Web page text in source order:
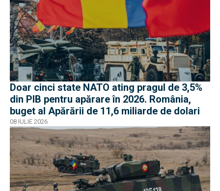
Doar cinci state NATO ating pragul de 3,5%
din PIB pentru apărare în 2026. România,
buget al Apărării de 11,6 miliarde de dolari
08 IULIE 2026